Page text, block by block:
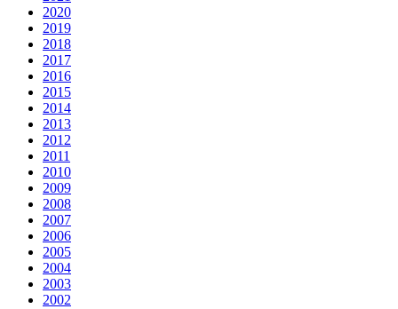
2020
2019
2018
2017
2016
2015
2014
2013
2012
2011
2010
2009
2008
2007
2006
2005
2004
2003
2002